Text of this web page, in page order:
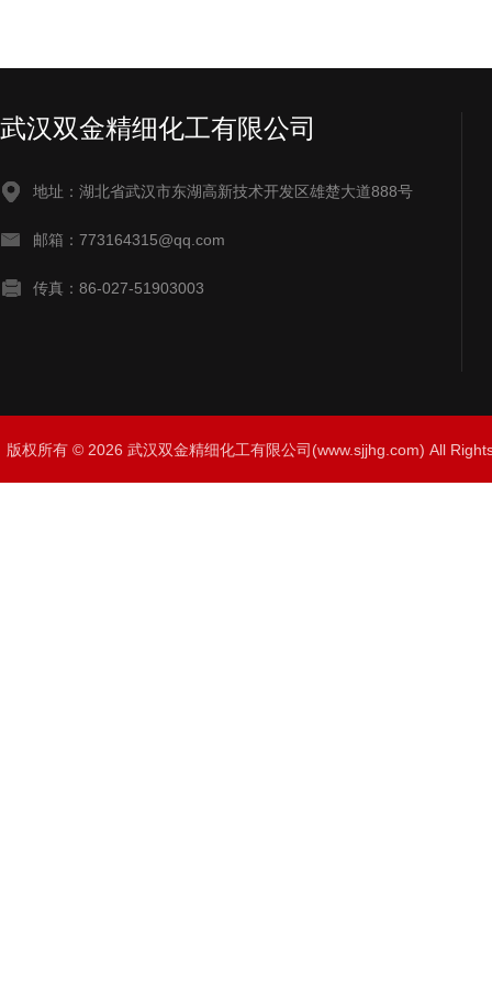
武汉双金精细化工有限公司
地址：湖北省武汉市东湖高新技术开发区雄楚大道888号
邮箱：773164315@qq.com
传真：86-027-51903003
版权所有 © 2026 武汉双金精细化工有限公司(www.sjjhg.com) All